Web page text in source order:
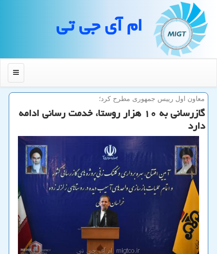
ام آی جی تی
منو
معاون اول رییس جمهوری مطرح كرد؛
گازرسانی به ۱۰ هزار روستا، خدمت رسانی ادامه
دارد